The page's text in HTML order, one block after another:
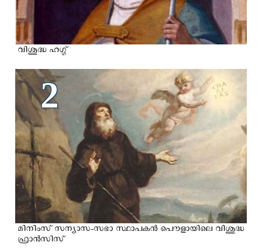
വിശുദ്ധ ഹഗ്ഗ്
2
മിനിംസ് സന്യാസ-സഭാ സ്ഥാപകന്‍ പൌളായിലെ വിശുദ്ധ
ഫ്രാന്‍സിസ്‌